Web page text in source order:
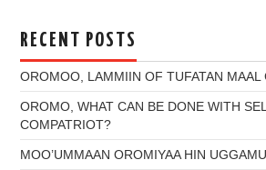
RECENT POSTS
OROMOO, LAMMIIN OF TUFATAN MAAL
OROMO, WHAT CAN BE DONE WITH
COMPATRIOT?
MOO’UMMAAN OROMIYAA HIN